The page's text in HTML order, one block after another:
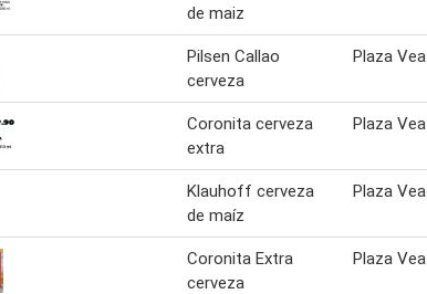
de maiz
Pilsen Callao
cerveza
Plaza Vea
Coronita cerveza
extra
Plaza Vea
Klauhoff cerveza
de maíz
Plaza Vea
Coronita Extra
cerveza
Plaza Vea